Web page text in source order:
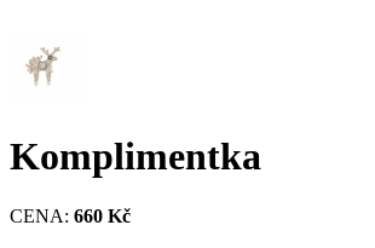
Komplimentka
CENA: 660 Kč